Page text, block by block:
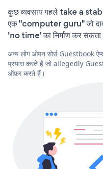
कुछ व्यवसाय पहले take a
एक "computer guru" जो
'no time' का निर्माण कर सकता
अन्य लोग ओपन सोर्स Guestbook
प्रयास करते हैं जो allegedly
ऑफ़र करते हैं।